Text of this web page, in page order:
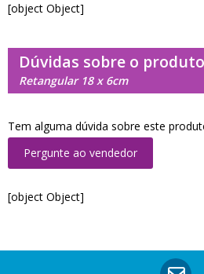
[object Object]
Dúvidas sobre o produto
Retangular 18 x 6cm
Tem alguma dúvida sobre este
Pergunte ao vendedor
[object Object]